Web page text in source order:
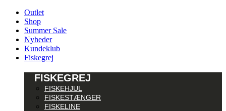
Outlet
Shop
Summer Sale
Nyheder
Kundeklub
Fiskegrej
FISKEGREJ
FISKEHJUL
FISKESTÆNGER
FISKELINE